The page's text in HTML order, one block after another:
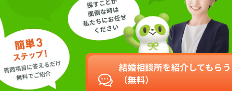
結婚相談所を紹介してもらう
（無料）